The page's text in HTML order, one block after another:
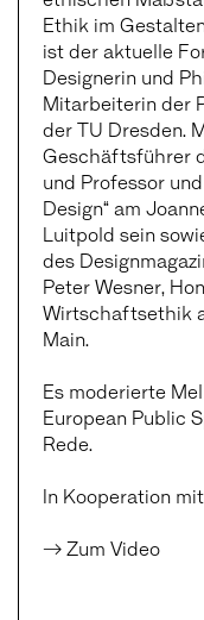
Ethik im
ist der aktuelle
Designerin und
Mitarbeiterin der
der TU Dresden.
Geschäftsführer
und Professor
Design“ am
Luitpold sein
des
Peter Wesner,
Wirtschaftsethik
Main.
Es moderierte
European Public
Rede.
In Kooperation
→ Zum Video